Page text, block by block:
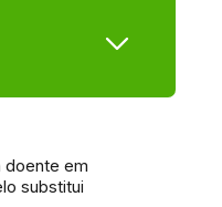
doente em
substitui